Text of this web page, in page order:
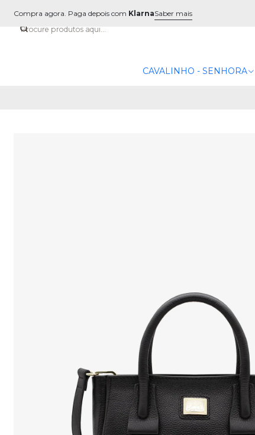
CAVALINHO - SENHORA
Compra agora. Paga depois com KlarnaSaber mais